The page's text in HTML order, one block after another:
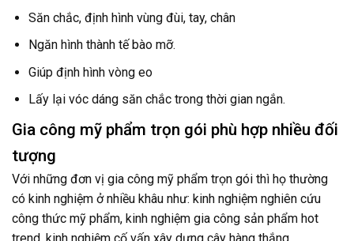
Săn chắc, định hình vùng đùi, tay, chân
Ngăn hình thành tế bào mỡ.
Giúp định hình vòng eo
Lấy lại vóc dáng săn chắc trong thời gian ngắn.
Gia công mỹ phẩm trọn gói phù hợp nhiều đối
tượng
Với những đơn vị gia công mỹ phẩm trọn gói thì họ thường
có kinh nghiệm ở nhiều khâu như: kinh nghiệm nghiên cứu
công thức mỹ phẩm, kinh nghiệm gia công sản phẩm hot